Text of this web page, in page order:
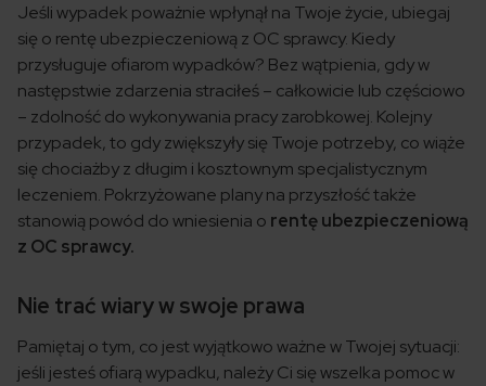
Jeśli wypadek poważnie wpłynął na Twoje życie, ubiegaj
się o rentę ubezpieczeniową z OC sprawcy. Kiedy
przysługuje ofiarom wypadków? Bez wątpienia, gdy w
następstwie zdarzenia straciłeś – całkowicie lub częściowo
– zdolność do wykonywania pracy zarobkowej. Kolejny
przypadek, to gdy zwiększyły się Twoje potrzeby, co wiąże
się chociażby z długim i kosztownym specjalistycznym
leczeniem. Pokrzyżowane plany na przyszłość także
stanowią powód do wniesienia o rentę ubezpieczeniową
z OC sprawcy.
Nie trać wiary w swoje prawa
Pamiętaj o tym, co jest wyjątkowo ważne w Twojej sytuacji:
jeśli jesteś ofiarą wypadku, należy Ci się wszelka pomoc w